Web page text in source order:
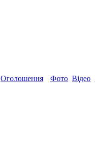
Оголошення Фото Відео